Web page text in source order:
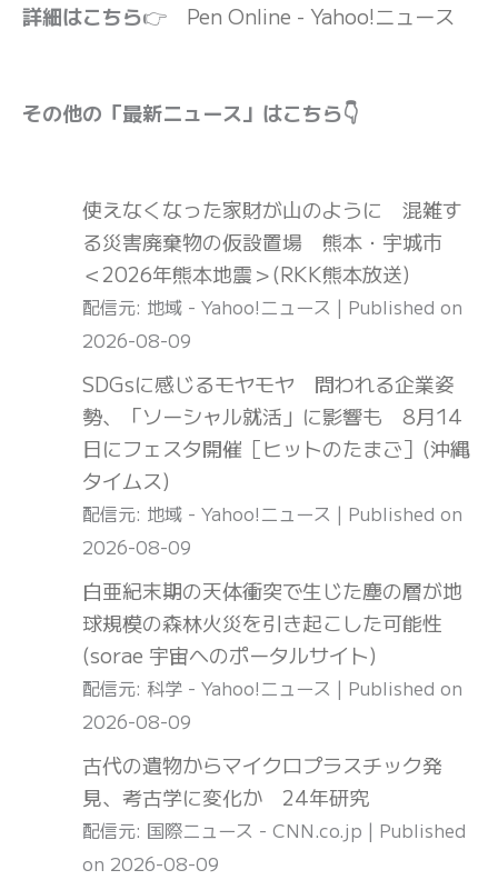
詳細はこちら👉 Pen Online - Yahoo!ニュース
その他の「最新ニュース」はこちら👇
使えなくなった家財が山のように 混雑す
る災害廃棄物の仮設置場 熊本・宇城市
＜2026年熊本地震＞(RKK熊本放送)
配信元: 地域 - Yahoo!ニュース
Published on
2026-08-09
SDGsに感じるモヤモヤ 問われる企業姿
勢、「ソーシャル就活」に影響も 8月14
日にフェスタ開催［ヒットのたまご］(沖縄
タイムス)
配信元: 地域 - Yahoo!ニュース
Published on
2026-08-09
白亜紀末期の天体衝突で生じた塵の層が地
球規模の森林火災を引き起こした可能性
(sorae 宇宙へのポータルサイト)
配信元: 科学 - Yahoo!ニュース
Published on
2026-08-09
古代の遺物からマイクロプラスチック発
見、考古学に変化か 24年研究
配信元: 国際ニュース - CNN.co.jp
Published
on 2026-08-09